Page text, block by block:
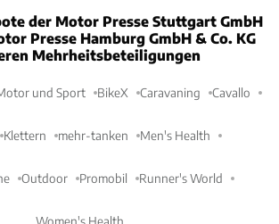
der Motor Presse Stuttgart GmbH
Presse Hamburg GmbH & Co. KG
Mehrheitsbeteiligungen
und Sport BikeX Caravaning Cavallo
Klettern mehr-tanken Men's Health
Outdoor Promobil Runner's World